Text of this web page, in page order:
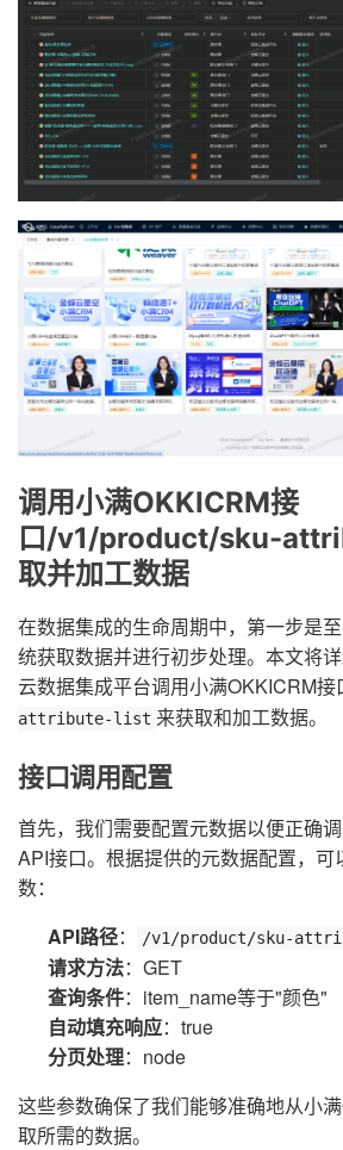
调用小满OKKICRM接
口/v1/product/sku-
取并加工数据
在数据集成的生命周期中，第一步是
统获取数据并进行初步处理。本文将
云数据集成平台调用小满OKKICRM接
attribute-list 来获取和加工数据。
接口调用配置
首先，我们需要配置元数据以便正确
API接口。根据提供的元数据配置，可
数：
API路径： /v1/product/sku-
请求方法：GET
查询条件：item_name等于"颜色"
自动填充响应：true
分页处理：node
这些参数确保了我们能够准确地从小
取所需的数据。